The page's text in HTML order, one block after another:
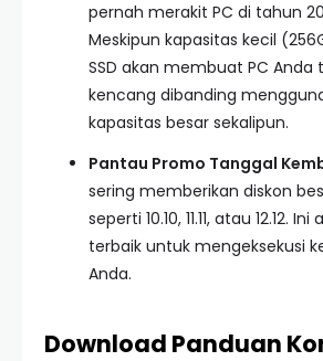
pernah merakit PC di tahun
Meskipun kapasitas kecil
SSD akan membuat PC Anda
kencang dibanding
kapasitas besar sekalipun.
Pantau Promo Tanggal
sering memberikan diskon
seperti 10.10, 11.11, atau 12.12.
terbaik untuk mengeksekusi
Anda.
Download Panduan